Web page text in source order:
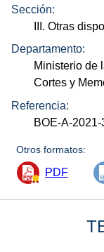
Sección:
III. Otras
Departamento:
Ministerio de
Cortes y
Referencia:
BOE-A-
Otros formatos:
PDF